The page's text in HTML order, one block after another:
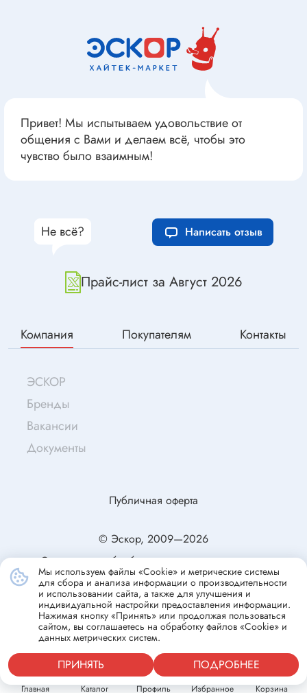
Главная Каталог Профиль Избранное Корзина
Привет! Мы испытываем удовольствие от
общения с Вами и делаем всё, чтобы это
чувство было взаимным!
Прайс-лист за Август 2026
Не всё? Написать отзыв
Компания Покупателям Контакты
ЭСКОР
Бренды
Вакансии
Документы
© Эскор, 2009—2026
Согласие на обработку персональных данных
Политика конфиденциальности
Публичная оферта
Мы используем файлы «Cookie» и метрические системы
для сбора и анализа информации о производительности
и использовании сайта, а также для улучшения и
индивидуальной настройки предоставления информации.
Нажимая кнопку «Принять» или продолжая пользоваться
сайтом, вы соглашаетесь на обработку файлов «Cookie» и
данных метрических систем.
ПРИНЯТЬ ПОДРОБНЕЕ